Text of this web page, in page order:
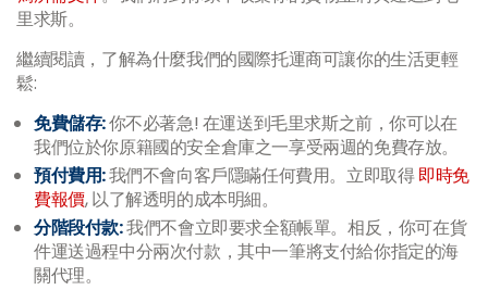
里求斯。
繼續閱讀，了解為什麼我們的國際托運商可讓你的生活更輕
鬆:
免費儲存:你不必著急! 在運送到毛里求斯之前，你可以在
我們位於你原籍國的安全倉庫之一享受兩週的免費存放。
預付費用:我們不會向客戶隱瞞任何費用。立即取得即時免
費報價, 以了解透明的成本明細。
分階段付款:我們不會立即要求全額帳單。相反，你可在貨
件運送過程中分兩次付款，其中一筆將支付給你指定的海
關代理。